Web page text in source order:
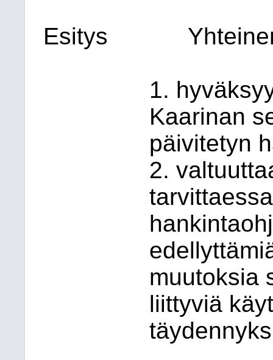
Esitys
1.
Kaarinan
päivitetyn
2.
muutoksia
liittyviä